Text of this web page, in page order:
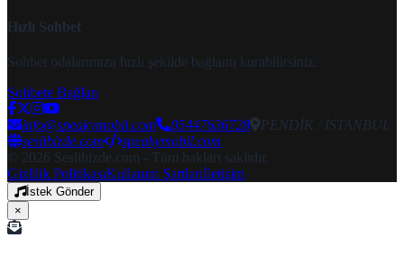
Hızlı Sohbet
Sohbet odalarımıza hızlı şekilde bağlantı kurabilirsiniz.
Sohbete Bağlan
info@speakymobil.com 05447636728
PENDİK / İSTANBUL
seslibizde.com
speakymobil.com
© 2026 Seslibizde.com - Tüm hakları saklıdır.
Gizlilik PolitikasıKullanım Şartlarıİletişim
İstek Gönder
×